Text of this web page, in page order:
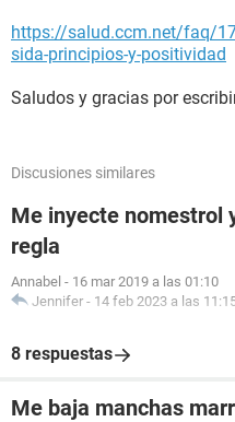
https://salud.ccm.net/faq/
sida-principios-y-positividad
Saludos y gracias por
Discusiones similares
Me inyecte nomestrol
regla
Annabel - 16 mar 2019 a las 01:10
Jennifer - 14 feb 2023 a las
8 respuestas
Me baja manchas